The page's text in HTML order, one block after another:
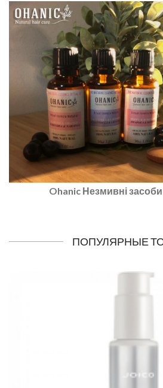
Ohanic Незмивні засоби
ПОПУЛЯРНЫЕ